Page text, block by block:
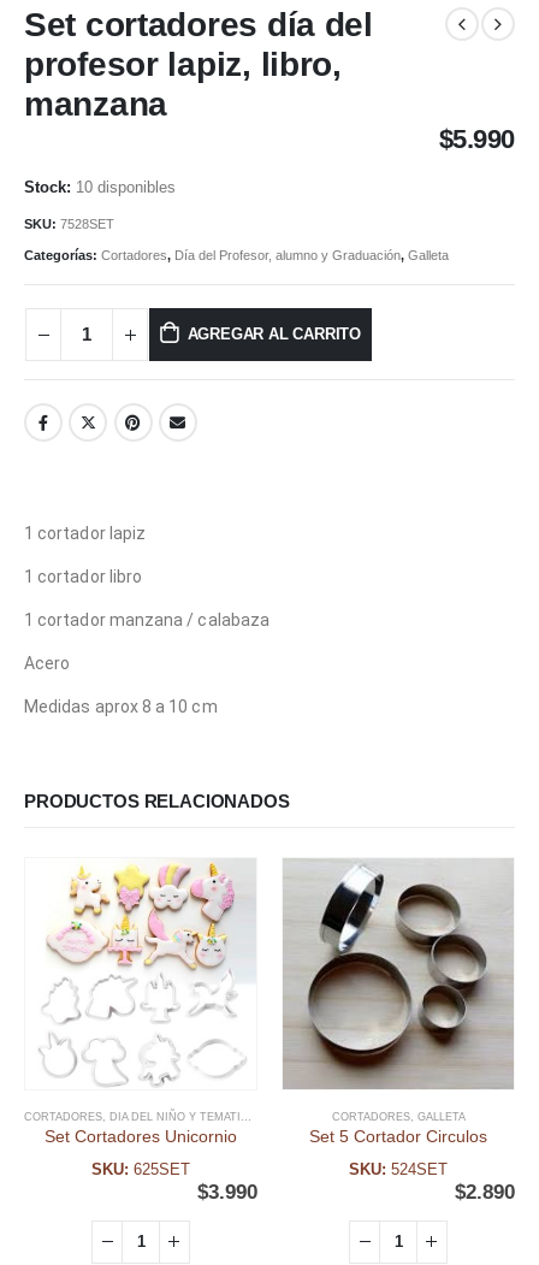
Set cortadores día del
profesor lapiz, libro,
manzana
$5.990
10 disponibles
SKU: 7528SET
Categorías: Cortadores, Día del Profesor, alumno y Graduación, Galleta
AGREGAR AL CARRITO
1 cortador lapiz
1 cortador libro
1 cortador manzana / calabaza
Acero
Medidas aprox 8 a 10 cm
PRODUCTOS RELACIONADOS
CORTADORES, DIA DEL NIÑO Y TEMATICAS FECHAS ESPECIALES, GALLETA,UNICORNIO
Set Cortadores Unicornio
SKU: 625SET
$3.990
CORTADORES, GALLETA
Set 5 Cortador Circulos
SKU: 524SET
$2.890